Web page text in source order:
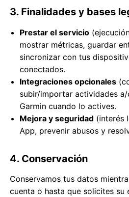
3. Finalidades y bases
Prestar el servicio
mostrar métricas, guardar
sincronizar con tus
conectados.
Integraciones opcionales
subir/importar actividades
Garmin cuando lo actives.
Mejora y seguridad (interés
App, prevenir abusos y
4. Conservación
Conservamos tus datos
cuenta o hasta que solicites su